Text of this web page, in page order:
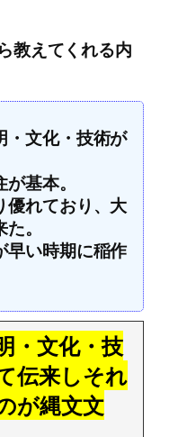
教えてくれる内
・文化・技術が
基本。
優れており、大
。
早い時期に稲作
・文化・技
伝来しそれ
が縄文文